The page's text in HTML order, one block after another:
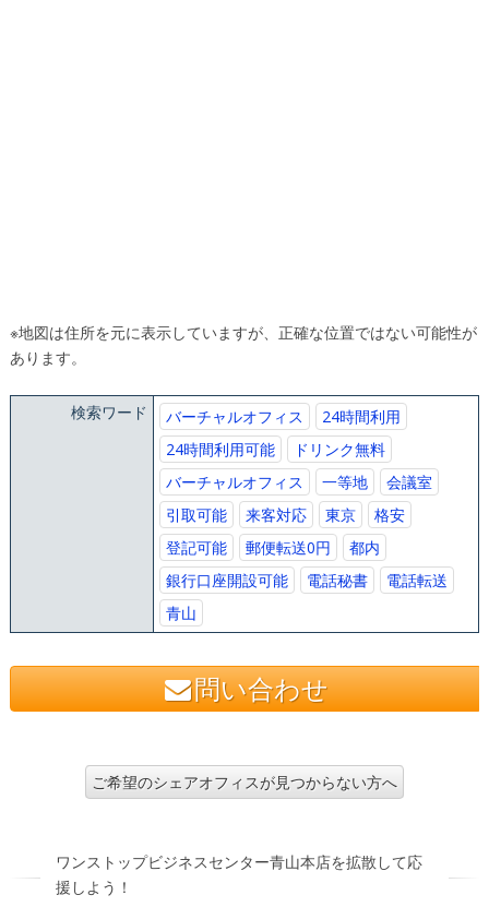
※地図は住所を元に表示していますが、正確な位置ではない可能性が
あります。
検索ワード バーチャルオフィス
24時間利用
24時間利用可能
ドリンク無料
バーチャルオフィス
一等地
会議室
引取可能
来客対応 東京
格安
登記可能
郵便転送0円
都内
銀行口座開設可能
電話秘書
電話転送
青山
問い合わせ
ご希望のシェアオフィスが見つからない方へ
ワンストップビジネスセンター青山本店を拡散して応
援しよう！